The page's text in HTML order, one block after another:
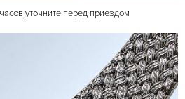
уточните перед приездом